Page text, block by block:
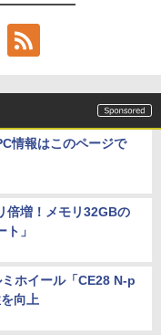
情報はこのページで
倍増！メモリ32GBの
ト」
ホイール「CE28 N-p
向上